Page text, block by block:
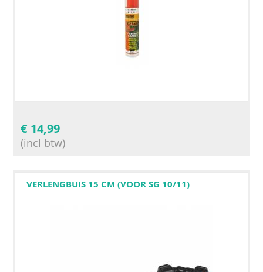
€ 14,99
(incl btw)
VERLENGBUIS 15 CM (VOOR SG 10/11)